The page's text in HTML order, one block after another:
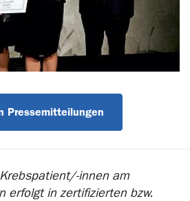
Pressemitteilungen
innen am
erfolgt in zertifizierten bzw.